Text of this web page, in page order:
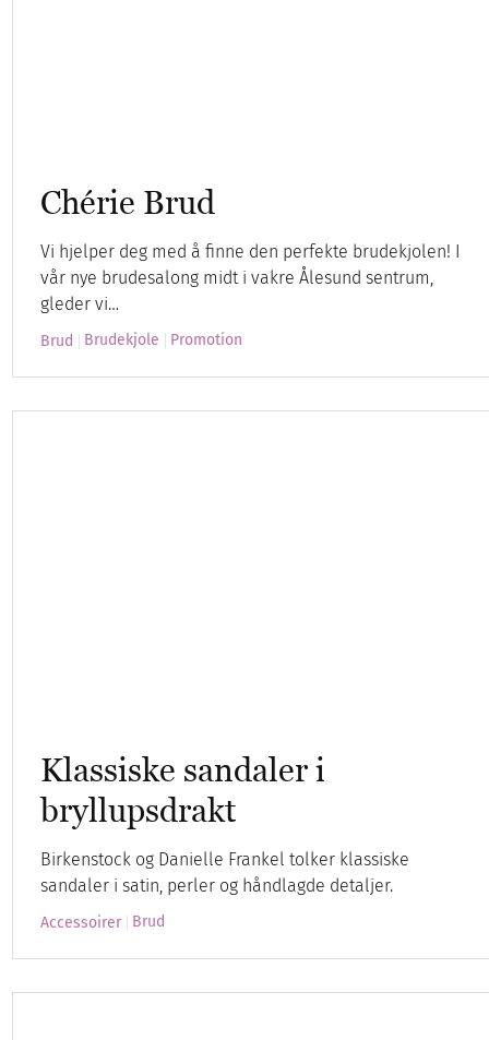
Chérie Brud
Vi hjelper deg med å finne den perfekte brudekjolen! I
vår nye brudesalong midt i vakre Ålesund sentrum,
gleder vi…
Brud Brudekjole Promotion
Klassiske sandaler i
bryllupsdrakt
Birkenstock og Danielle Frankel tolker klassiske
sandaler i satin, perler og håndlagde detaljer.
Accessoirer Brud